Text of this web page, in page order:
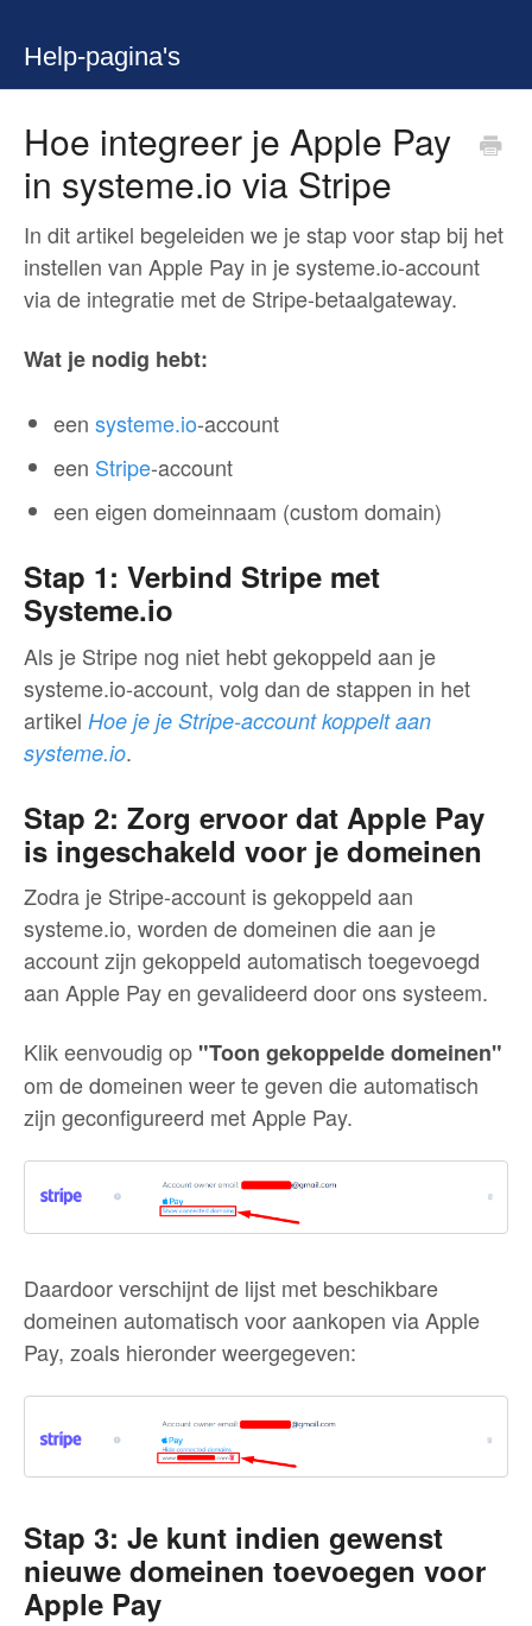
Help-pagina's
Hoe integreer je Apple Pay
in systeme.io via Stripe
In dit artikel begeleiden we je stap voor stap bij het
instellen van Apple Pay in je systeme.io-account
via de integratie met de Stripe-betaalgateway.
Wat je nodig hebt:
een systeme.io-account
een Stripe-account
een eigen domeinnaam (custom domain)
Stap 1: Verbind Stripe met
Systeme.io
Als je Stripe nog niet hebt gekoppeld aan je
systeme.io-account, volg dan de stappen in het
artikel Hoe je je Stripe-account koppelt aan
systeme.io.
Stap 2: Zorg ervoor dat Apple Pay
is ingeschakeld voor je domeinen
Zodra je Stripe-account is gekoppeld aan
systeme.io, worden de domeinen die aan je
account zijn gekoppeld automatisch toegevoegd
aan Apple Pay en gevalideerd door ons systeem.
Klik eenvoudig op "Toon gekoppelde domeinen"
om de domeinen weer te geven die automatisch
zijn geconfigureerd met Apple Pay.
Daardoor verschijnt de lijst met beschikbare
domeinen automatisch voor aankopen via Apple
Pay, zoals hieronder weergegeven:
Stap 3: Je kunt indien gewenst
nieuwe domeinen toevoegen voor
Apple Pay